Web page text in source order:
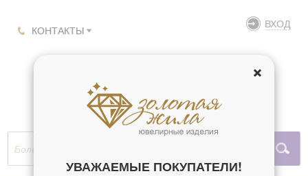
КОНТАКТЫ ВХОД
УВАЖАЕМЫЕ ПОКУПАТЕЛИ!